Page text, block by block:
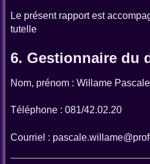
Le présent rapport est
tutelle
6. Gestionnaire du
Nom, prénom : Willame Pascale
Téléphone : 081/42.02.20
Courriel :